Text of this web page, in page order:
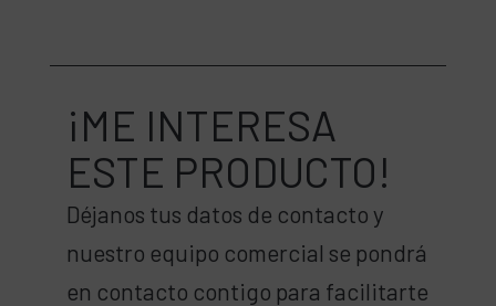
¡ME INTERESA
ESTE PRODUCTO!
Déjanos tus datos de contacto y
nuestro equipo comercial se pondrá
en contacto contigo para facilitarte